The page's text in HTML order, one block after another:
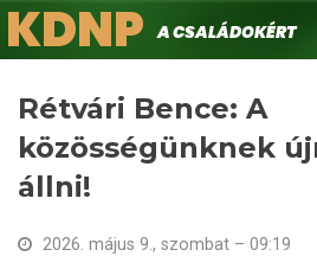
Ugrás
a
Keresés
KDNPA családokért.
Rétvári Bence: A
közösségünknek
állni!
2026. május 9., szombat – 09:19